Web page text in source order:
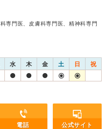
専門医、皮膚科専門医、精神科専門
水 木 金 土 日 祝
電話 公式サイト